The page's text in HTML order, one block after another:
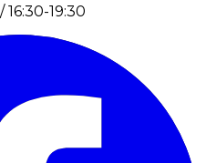
16:30-19:30